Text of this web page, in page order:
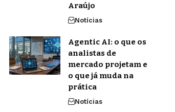
Araújo
Notícias
Agentic AI: o que os
analistas de
mercado projetam e
o que já muda na
prática
Notícias